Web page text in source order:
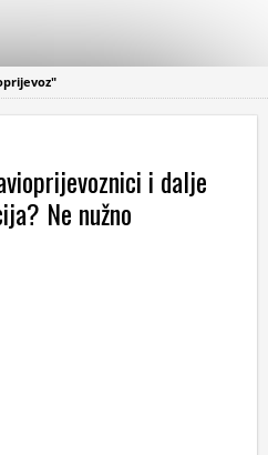
i dalje
Ne nužno